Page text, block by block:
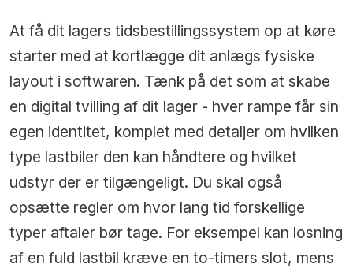
At få dit lagers tidsbestillingssystem op at køre
starter med at kortlægge dit anlægs fysiske
layout i softwaren. Tænk på det som at skabe
en digital tvilling af dit lager - hver rampe får sin
egen identitet, komplet med detaljer om hvilken
type lastbiler den kan håndtere og hvilket
udstyr der er tilgængeligt. Du skal også
opsætte regler om hvor lang tid forskellige
typer aftaler bør tage. For eksempel kan losning
af en fuld lastbil kræve en to-timers slot, mens